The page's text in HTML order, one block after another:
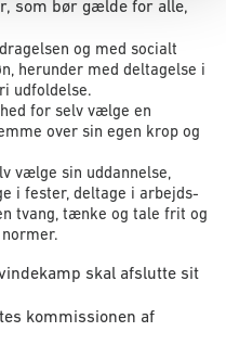
som bør gælde for alle,
og med socialt
herunder med deltagelse i
udfoldelse.
for selv vælge en
over sin egen krop og
vælge sin uddannelse,
i fester, deltage i arbejds-
tvang, tænke og tale frit og
skal afslutte sit
kommissionen af